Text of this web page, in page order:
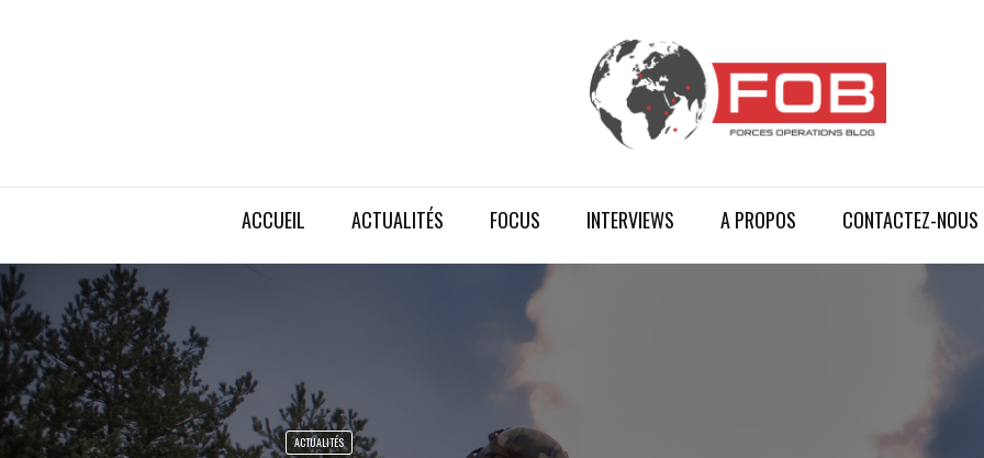
ACCUEIL ACTUALITÉS FOCUS INTERVIEWS A PROPOS CONTACTEZ-NOUS
ACTUALITÉS